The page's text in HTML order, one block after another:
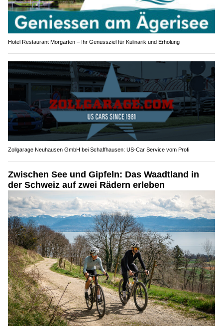
Hotel Restaurant Morgarten – Ihr Genussziel für Kulinarik und Erholung
Zollgarage Neuhausen GmbH bei Schaffhausen: US-Car Service vom Profi
Zwischen See und Gipfeln: Das Waadtland in
der Schweiz auf zwei Rädern erleben